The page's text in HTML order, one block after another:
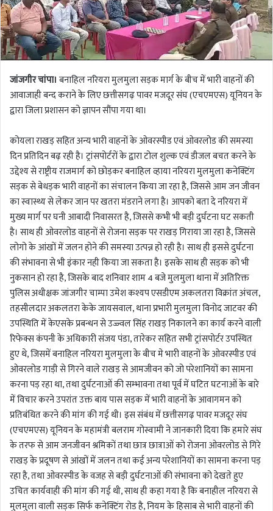
जांजगीर चांपा। बनाहिल नरियरा मुलमुला सड़क मार्ग के बीच में भारी वाहनों की
आवाजाही बन्द कराने के लिए छत्तीसगढ़ पावर मजदूर संघ (एचएमएस) यूनियन के
द्वारा जिला प्रशासन को ज्ञापन सौंपा गया था।
कोयला राखड़ सहित अन्य भारी वाहनों के ओवरस्पीड एवं ओवरलोड की समस्या
दिन प्रतिदिन बढ़ रही है। ट्रांसपोर्टरों के द्वारा टोल शुल्क एवं डीजल बचत करने के
उद्देश्य से राष्ट्रीय राजमार्ग को छोड़कर बनाहिल व्हाया नरियरा मुलमुला कनेक्टिंग
सड़क से बेधड़क भारी वाहनों का संचालन किया जा रहा है, जिससे आम जन जीवन
का स्वास्थ्य से लेकर जान पर खतरा मंडराने लगा है। आपको बता दे नरियरा में
मुख्य मार्ग पर घनी आबादी निवासरत है, जिससे कभी भी बड़ी दुर्घटना घट सकती
है। साथ ही ओवरलोड वाहनों से रोजना सड़क पर राखड़ गिराया जा रहा है, जिससे
लोगो के आंखों में जलन होने की समस्या उत्पन्न हो रही है। साथ ही इससे दुर्घटना
की संभावना से भी इंकार नही किया जा सकता है। इसके साथ ही सड़क को भी
नुकसान हो रहा है, जिसके बाद शनिवार शाम 4 बजे मुलमुला थाना में अतिरिक्त
पुलिस अधीक्षक जांजगीर चाम्पा उमेश कश्यप एसडीएम अकलतरा विक्रांत अंचल,
तहसीलदार अकलतरा केके जायसवाल, थाना प्रभारी मुलमुला विनोद जाटवर की
उपस्थिति में केएसके प्रबन्धन से उज्ज्वल सिंह राखड़ निकालने का कार्य करने वाली
रिफेक्स कंपनी के अधिकारी संजय पंडा, तारेकर सहित सभी ट्रांसपोर्टर उपस्थित
हुए थे, जिसमें बनाहिल नरियरा मुलमुला के बीच मे भारी वाहनों के ओवरस्पीड एवं
ओवरलोड गाड़ी से गिरने वाले राखड़ से आमजीवन को जो परेशानियों का सामना
करना पड़ रहा था, तथा दुर्घटनाओं की सम्भावना तथा पूर्व में घटित घटनाओं के बारे
में विचार करने उपरांत उक्त बाय पास सड़क में भारी वाहनों के आवागमन को
प्रतिबंधित करने की मांग की गई थी। इस संबंध में छत्तीसगढ़ पावर मजदूर संघ
(एचएमएस) यूनियन के महामंत्री बलराम गोस्वामी ने जानकारी दिया कि हमारे संघ
के तरफ से आम जनजीवन श्रमिकों तथा छात्र छात्राओं को रोजना ओवरलोड से गिरे
राखड़ के प्रदूषण से आंखों में जलन तथा कई अन्य परेशानियों का सामना करना पड़
रहा है, तथा ओवरस्पीड के वजह से बड़ी दुर्घटनाओं की संभावना को देखते हुए
उचित कार्यवाही की मांग की गई थी, साथ ही कहा गया है कि बनाहील नरियरा से
मुलमुला वाली सड़क सिर्फ कनेक्टिंग रोड है, नियम के हिसाब से भारी वाहनों की